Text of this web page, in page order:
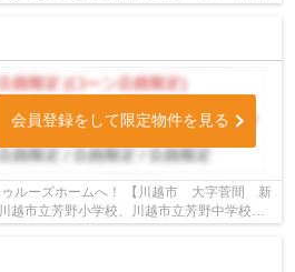
い。
会員登録をして限定物件を見る
ゥルーズホームへ！ 【川越市 大字菅間 新
市立芳野小学校、川越市立芳野中学校学